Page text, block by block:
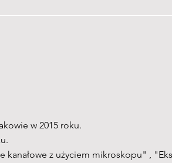
w 2015 roku.
kanałowe z użyciem mikroskopu" ,